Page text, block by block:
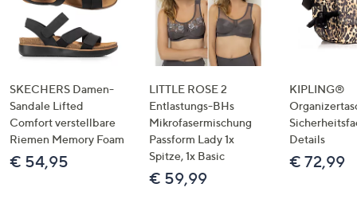
Touch-
Geräten
links
bzw.
rechts,
um
diese
SKECHERS Damen-
Sandale Lifted
Comfort verstellbare
Riemen Memory Foam
€ 54,95
LITTLE ROSE 2
Entlastungs-BHs
Mikrofasermischung
Passform Lady 1x
Spitze, 1x Basic
€ 59,99
KIPLING®
Details
€ 72,99